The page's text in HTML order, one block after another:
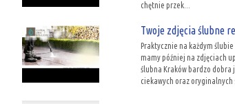
chętnie przek...
Twoje zdjęcia ślubne
Praktycznie na każdym
mamy później na zdjęciach
ślubna Kraków bardzo dobra
ciekawych oraz oryginalnych